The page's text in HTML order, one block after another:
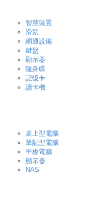
智慧裝置
滑鼠
網通設備
鍵盤
顯示器
隨身碟
記憶卡
讀卡機
桌上型電腦
筆記型電腦
平板電腦
顯示器
NAS